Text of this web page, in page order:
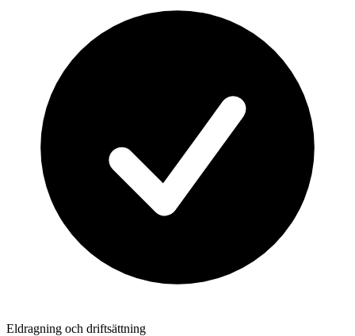
Eldragning och driftsättning